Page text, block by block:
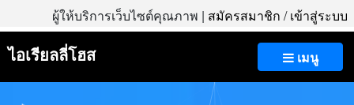
ผู้ให้บริการเว็บไซต์คุณภาพ | สมัครสมาชิก /เข้าสู่ระบบ
เมนู
ไอเรียลลี่โฮส